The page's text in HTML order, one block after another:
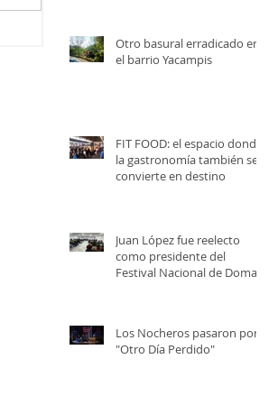
Otro basural erradicado en
el barrio Yacampis
FIT FOOD: el espacio donde
la gastronomía también se
convierte en destino
Juan López fue reelecto
como presidente del
Festival Nacional de Doma y
Los Nocheros pasaron por
"Otro Día Perdido"